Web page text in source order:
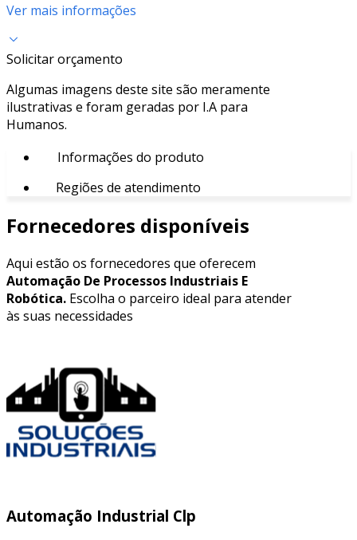
Ver mais informações
Solicitar orçamento
Algumas imagens deste site são meramente
ilustrativas e foram geradas por I.A para
Humanos.
Informações do produto
Regiões de atendimento
Fornecedores disponíveis
Aqui estão os fornecedores que oferecem
Automação De Processos Industriais E
Robótica. Escolha o parceiro ideal para atender
às suas necessidades
Automação Industrial Clp